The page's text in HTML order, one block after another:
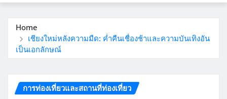
Home
เชียงใหม่หลังความมืด: ค่ำคืนเชื่องช้าและความบันเทิงอัน
เป็นเอกลักษณ์
การท่องเที่ยวและสถานที่ท่องเที่ยว